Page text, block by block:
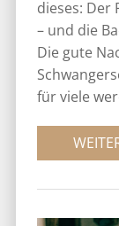
dieses: Der
– und die
Die gute
für viele